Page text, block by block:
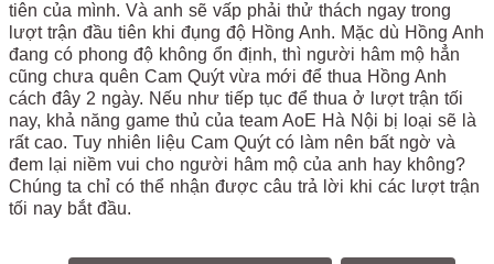
tiên của mình. Và anh sẽ vấp phải thử thách ngay trong
lượt trận đầu tiên khi đụng độ Hồng Anh. Mặc dù Hồng Anh
đang có phong độ không ổn định, thì người hâm mộ hẳn
cũng chưa quên Cam Quýt vừa mới để thua Hồng Anh
cách đây 2 ngày. Nếu như tiếp tục để thua ở lượt trận tối
nay, khả năng game thủ của team AoE Hà Nội bị loại sẽ là
rất cao. Tuy nhiên liệu Cam Quýt có làm nên bất ngờ và
đem lại niềm vui cho người hâm mộ của anh hay không?
Chúng ta chỉ có thể nhận được câu trả lời khi các lượt trận
tối nay bắt đầu.